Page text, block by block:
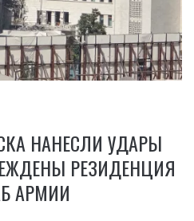
НАНЕСЛИ УДАРЫ
РЕЗИДЕНЦИЯ
АРМИИ